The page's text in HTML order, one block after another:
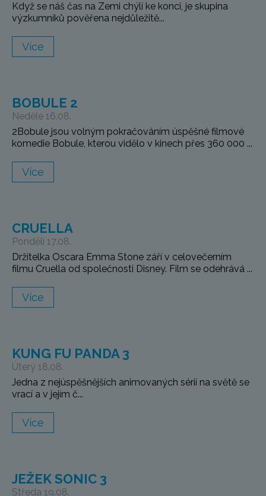
Když se náš čas na Zemi chýlí ke konci, je skupina
výzkumníků pověřena nejdůležitě...
Více
BOBULE 2
Neděle 16.08.
2Bobule jsou volným pokračováním úspěšné filmové
komedie Bobule, kterou vidělo v kinech přes 360 000 ...
Více
CRUELLA
Pondělí 17.08.
Držitelka Oscara Emma Stone září v celovečerním
filmu Cruella od společnosti Disney. Film se odehrává ...
Více
KUNG FU PANDA 3
Úterý 18.08.
Jedna z nejúspěšnějších animovaných sérií na světě se
vrací a v jejím č...
Více
JEŽEK SONIC 3
Středa 19.08.